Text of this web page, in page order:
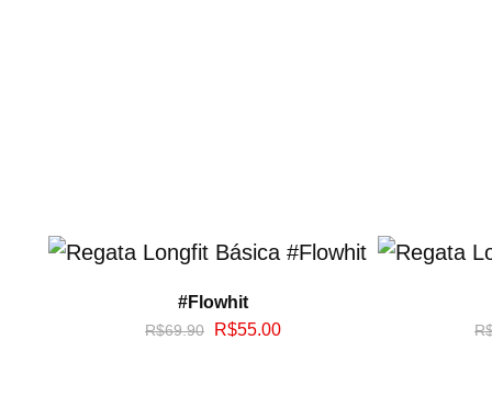
#Flowhit
R$69.90 R$55.00